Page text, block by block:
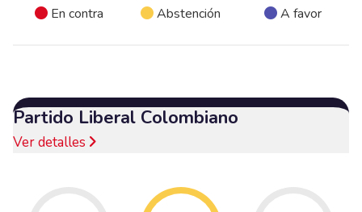
En contra Abstención A favor
Partido Liberal Colombiano
Ver detalles